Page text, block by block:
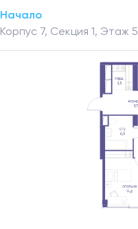
Начало
Корпус 7, Секция 1, Этаж 5